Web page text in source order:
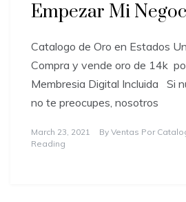
Empezar Mi
Catalogo de Oro en Estados
Compra y vende oro de 14k
Membresia Digital Incluida Si
no te preocupes, nosotros
March 23, 2021 By Ventas Por
Reading